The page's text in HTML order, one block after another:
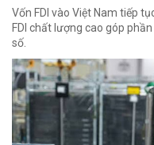
Vốn FDI vào Việt Nam tiếp
FDI chất lượng cao góp
số.